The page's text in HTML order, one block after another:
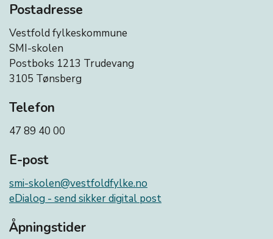
Postadresse
Vestfold fylkeskommune
SMI-skolen
Postboks 1213 Trudevang
3105 Tønsberg
Telefon
47 89 40 00
E-post
smi-skolen@vestfoldfylke.no
eDialog - send sikker digital post
Åpningstider